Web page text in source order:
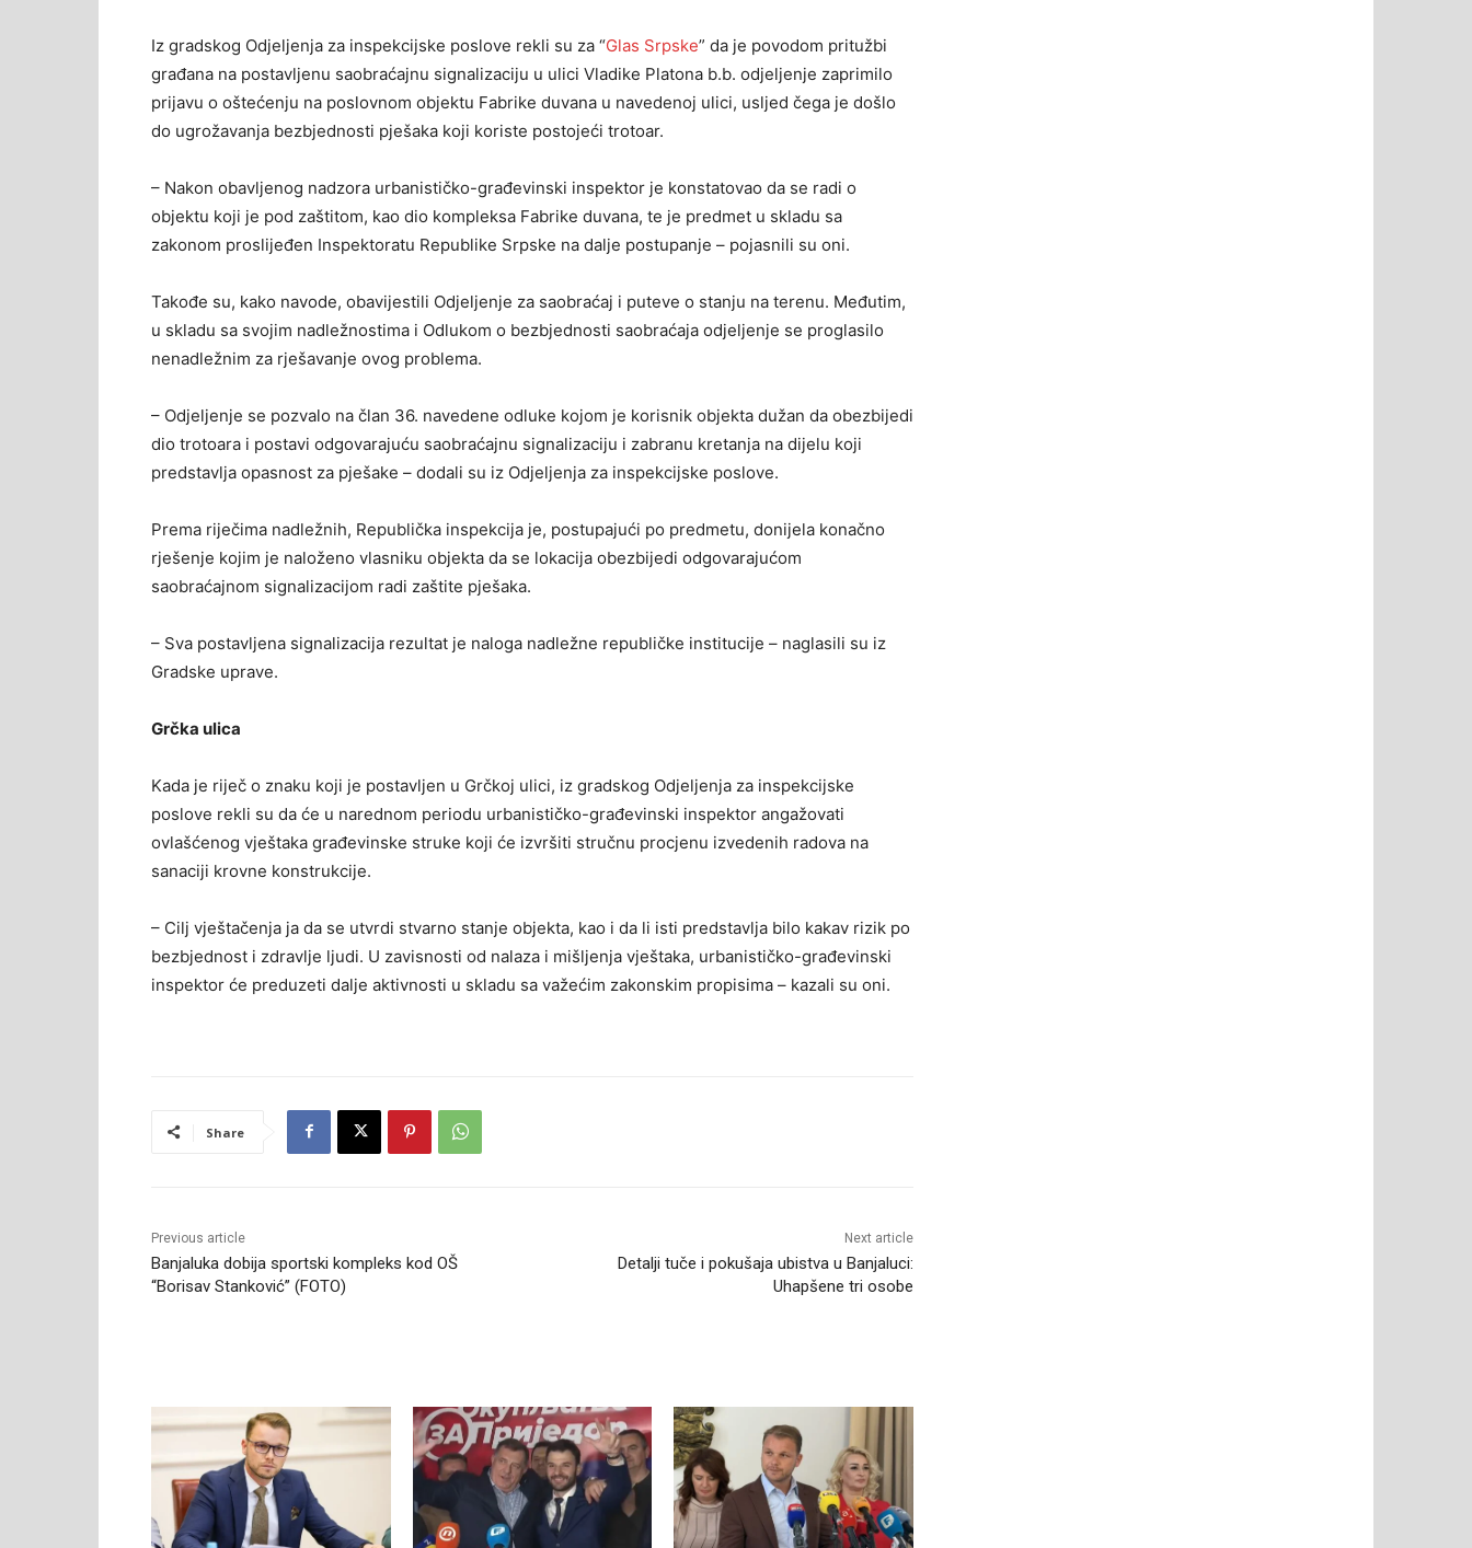
Iz gradskog Odjeljenja za inspekcijske poslove rekli su za “Glas Srpske” da je povodom pritužbi
građana na postavljenu saobraćajnu signalizaciju u ulici Vladike Platona b.b. odjeljenje zaprimilo
prijavu o oštećenju na poslovnom objektu Fabrike duvana u navedenoj ulici, usljed čega je došlo
do ugrožavanja bezbjednosti pješaka koji koriste postojeći trotoar.
– Nakon obavljenog nadzora urbanističko-građevinski inspektor je konstatovao da se radi o
objektu koji je pod zaštitom, kao dio kompleksa Fabrike duvana, te je predmet u skladu sa
zakonom proslijeđen Inspektoratu Republike Srpske na dalje postupanje – pojasnili su oni.
Takođe su, kako navode, obavijestili Odjeljenje za saobraćaj i puteve o stanju na terenu. Međutim,
u skladu sa svojim nadležnostima i Odlukom o bezbjednosti saobraćaja odjeljenje se proglasilo
nenadležnim za rješavanje ovog problema.
– Odjeljenje se pozvalo na član 36. navedene odluke kojom je korisnik objekta dužan da obezbijedi
dio trotoara i postavi odgovarajuću saobraćajnu signalizaciju i zabranu kretanja na dijelu koji
predstavlja opasnost za pješake – dodali su iz Odjeljenja za inspekcijske poslove.
Prema riječima nadležnih, Republička inspekcija je, postupajući po predmetu, donijela konačno
rješenje kojim je naloženo vlasniku objekta da se lokacija obezbijedi odgovarajućom
saobraćajnom signalizacijom radi zaštite pješaka.
– Sva postavljena signalizacija rezultat je naloga nadležne republičke institucije – naglasili su iz
Gradske uprave.
Grčka ulica
Kada je riječ o znaku koji je postavljen u Grčkoj ulici, iz gradskog Odjeljenja za inspekcijske
poslove rekli su da će u narednom periodu urbanističko-građevinski inspektor angažovati
ovlašćenog vještaka građevinske struke koji će izvršiti stručnu procjenu izvedenih radova na
sanaciji krovne konstrukcije.
– Cilj vještačenja ja da se utvrdi stvarno stanje objekta, kao i da li isti predstavlja bilo kakav rizik po
bezbjednost i zdravlje ljudi. U zavisnosti od nalaza i mišljenja vještaka, urbanističko-građevinski
inspektor će preduzeti dalje aktivnosti u skladu sa važećim zakonskim propisima – kazali su oni.
Share
Previous article
Banjaluka dobija sportski kompleks kod OŠ
“Borisav Stanković” (FOTO)
Next article
Detalji tuče i pokušaja ubistva u Banjaluci:
Uhapšene tri osobe